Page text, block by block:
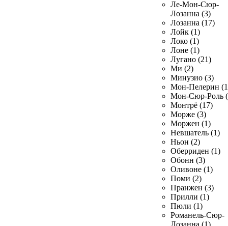
Ле-Мон-Сюр-
Лозанна (3)
Лозанна (17)
Лойк (1)
Локо (1)
Лоне (1)
Лугано (21)
Ми (2)
Минузио (3)
Мон-Пелерин
Мон-Сюр-Роль
Монтрё (17)
Морже (3)
Моржен (1)
Невшатель (1)
Ньон (2)
Оберриден (1)
Обонн (3)
Оливоне (1)
Поми (2)
Пранжен (3)
Прилли (1)
Пюли (1)
Романель-Сюр-
Лозанна (1)